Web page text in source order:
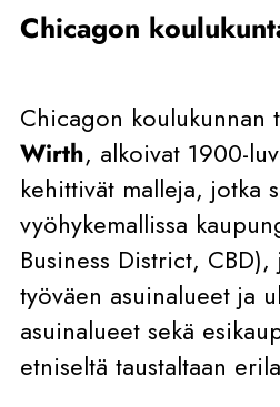
Chicagon
Chicagon koulukunnan
Wirth, alkoivat 1900-
kehittivät malleja, jotka
vyöhykemallissa
Business District,
työväen asuinalueet ja
asuinalueet sekä
etniseltä taustaltaan